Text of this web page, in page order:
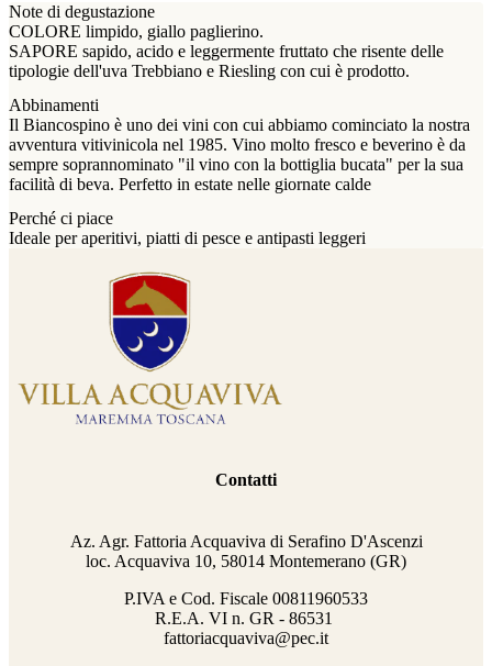
Note di degustazione
COLORE limpido, giallo paglierino.
SAPORE sapido, acido e leggermente fruttato che risente delle
tipologie dell'uva Trebbiano e Riesling con cui è prodotto.
Abbinamenti
Il Biancospino è uno dei vini con cui abbiamo cominciato la nostra
avventura vitivinicola nel 1985. Vino molto fresco e beverino è da
sempre soprannominato "il vino con la bottiglia bucata" per la sua
facilità di beva. Perfetto in estate nelle giornate calde
Perché ci piace
Ideale per aperitivi, piatti di pesce e antipasti leggeri
Contatti
Az. Agr. Fattoria Acquaviva di Serafino D'Ascenzi
loc. Acquaviva 10, 58014 Montemerano (GR)
P.IVA e Cod. Fiscale 00811960533
R.E.A. VI n. GR - 86531
fattoriacquaviva@pec.it